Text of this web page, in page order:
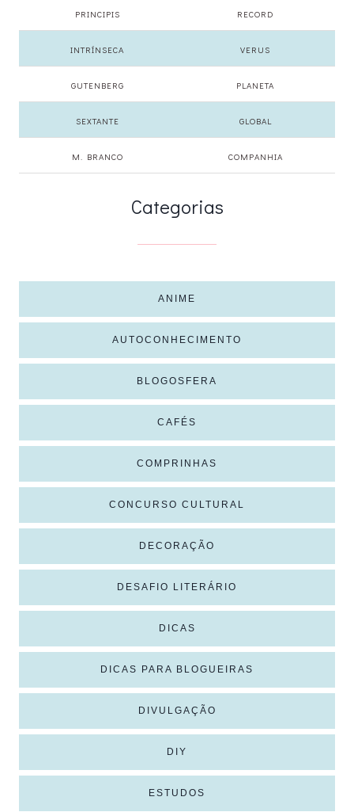
PRINCIPIS RECORD
INTRÍNSECA VERUS
GUTENBERG PLANETA
SEXTANTE GLOBAL
M. BRANCO COMPANHIA
Categorias
ANIME
AUTOCONHECIMENTO
BLOGOSFERA
CAFÉS
COMPRINHAS
CONCURSO CULTURAL
DECORAÇÃO
DESAFIO LITERÁRIO
DICAS
DICAS PARA BLOGUEIRAS
DIVULGAÇÃO
DIY
ESTUDOS